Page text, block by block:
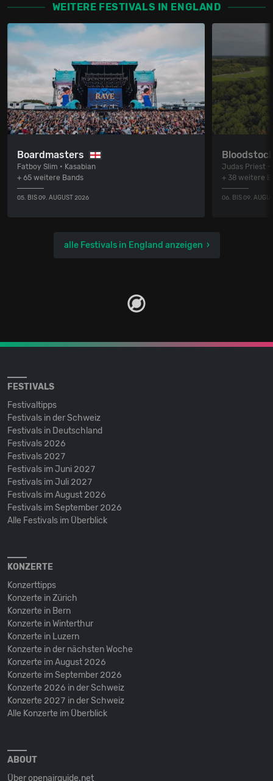
WEITERE FESTIVALS IN ENGLAND
Boardmasters
Fatboy Slim • Kasabian
+ 65 weitere Bands
05. BIS 09. AUGUST 2026
Judas Priest •
+ 38 weitere
06. BIS 09.
alle Festivals in England anzeigen
FESTIVALS
Festivaltipps
Festivals in der Schweiz
Festivals in Deutschland
Festivals 2026
Festivals 2027
Festivals im Juni 2027
Festivals im Juli 2027
Festivals im August 2026
Festivals im September 2026
Alle Festivals im Überblick
KONZERTE
Konzerttipps
Konzerte in Zürich
Konzerte in Bern
Konzerte in Winterthur
Konzerte in Luzern
Konzerte in der nächsten Woche
Konzerte im August 2026
Konzerte im September 2026
Konzerte 2026 in der Schweiz
Konzerte 2027 in der Schweiz
Alle Konzerte im Überblick
ABOUT
Über openairguide.net